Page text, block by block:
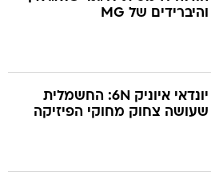
והיברידים של MG
יונדאי איוניק 6N: החשמלית
שעושה צחוק מחוקי הפיזיקה